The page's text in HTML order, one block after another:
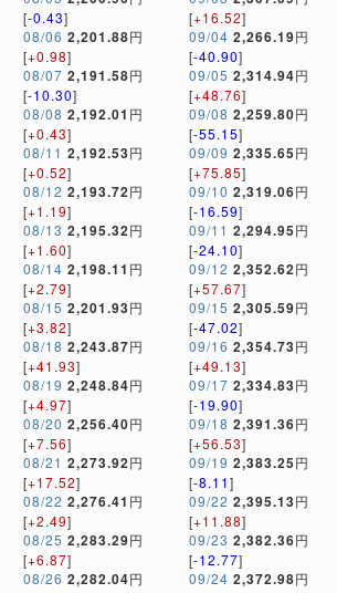
[-0.43]
08/06 2,201.88円
[+0.98]
08/07 2,191.58円
[-10.30]
08/08 2,192.01 円
[+0.43]
08/11 2,192.53円
[+0.52]
08/12 2,193.72円
[+1.19]
08/13 2,195.32円
[+1.60]
08/14 2,198.11 円
[+2.79]
08/15 2,201.93円
[+3.82]
08/18 2,243.87円
[+41.93]
08/19 2,248.84円
[+4.97]
08/20 2,256.40円
[+7.56]
08/21 2,273.92円
[+17.52]
08/22 2,276.41 円
[+2.49]
08/25 2,283.29円
[+6.87]
08/26 2,282.04円
[+16.52]
09/04 2,266.19円
[-40.90]
09/05 2,314.94円
[+48.76]
09/08 2,259.80円
[-55.15]
09/09 2,335.65円
[+75.85]
09/10 2,319.06円
[-16.59]
09/11 2,294.95円
[-24.10]
09/12 2,352.62円
[+57.67]
09/15 2,305.59円
[-47.02]
09/16 2,354.73円
[+49.13]
09/17 2,334.83円
[-19.90]
09/18 2,391.36円
[+56.53]
09/19 2,383.25円
[-8.11]
09/22 2,395.13円
[+11.88]
09/23 2,382.36円
[-12.77]
09/24 2,372.98円